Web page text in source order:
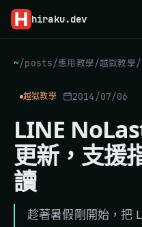
hiraku.dev
~/posts/應用教學/越獄教學/
越獄教學 2014/07/06
LINE
更新，支援
讀
趁著暑假剛開始，把